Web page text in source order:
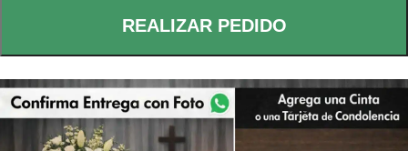
REALIZAR PEDIDO